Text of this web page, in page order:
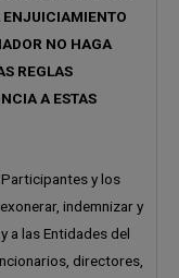
ENJUICIAMIENTO
NO HAGA
REGLAS
A ESTAS
y los
indemnizar y
a las Entidades del
directores,